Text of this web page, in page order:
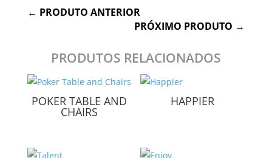
← PRODUTO ANTERIOR
PRÓXIMO PRODUTO →
PRODUTOS RELACIONADOS
POKER TABLE AND
CHAIRS
HAPPIER